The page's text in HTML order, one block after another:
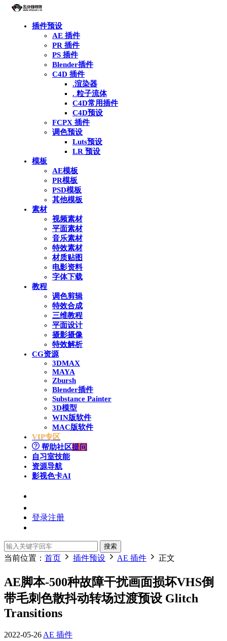
插件预设
AE 插件
PR 插件
PS 插件
Blender插件
C4D 插件
.渲染器
. 粒子流体
C4D常用插件
C4D预设
FCPX 插件
调色预设
Luts预设
LR 预设
模板
AE模板
PR模板
PSD模板
其他模板
素材
视频素材
平面素材
音乐素材
特效素材
材质贴图
电影资料
字体下载
教程
调色剪辑
特效合成
三维教程
平面设计
摄影摄像
特效解析
CG资源
3DMAX
MAYA
Zbursh
Blender插件
Substance Painter
3D模型
WIN版软件
MAC版软件
VIP专区
帮助社区提问
自习室技能
资源导航
影视色卡AI
登录注册
搜索
当前位置： 首页 插件预设 AE 插件 正文
AE脚本-500种故障干扰画面损坏VHS倒
带毛刺色散抖动转场过渡预设 Glitch
Transitions
2022-05-26AE 插件